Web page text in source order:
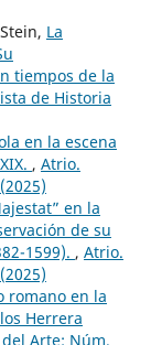
La
tiempos de la
de Historia
en la escena
, Atrio.
en la
de su
1599). , Atrio.
romano en la
Herrera
Arte: Núm.